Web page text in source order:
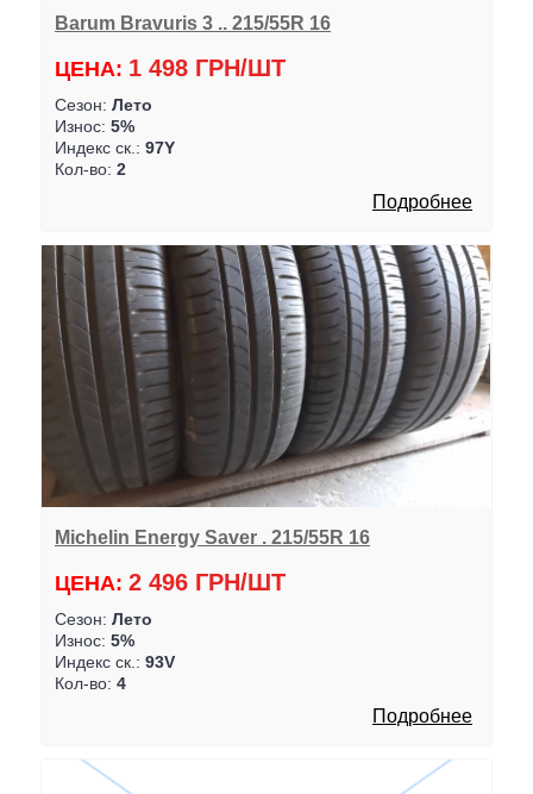
Barum Bravuris 3 .. 215/55R 16
ЦЕНА: 1 498 ГРН/ШТ
Сезон: Лето
Износ: 5%
Индекс ск.: 97Y
Кол-во: 2
Подробнее
Michelin Energy Saver . 215/55R 16
ЦЕНА: 2 496 ГРН/ШТ
Сезон: Лето
Износ: 5%
Индекс ск.: 93V
Кол-во: 4
Подробнее